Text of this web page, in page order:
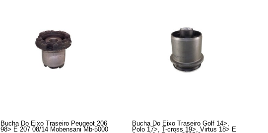
Bucha Do Eixo Traseiro Peugeot 206
98> E 207 08/14 Mobensani Mb-5000
Bucha Do Eixo Traseiro Golf 14>,
Polo 17>, T-cross 19>, Virtus 18> E